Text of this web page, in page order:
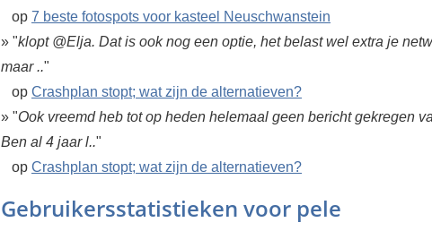
op 7 beste fotospots voor kasteel Neuschwanstein
» "klopt @Elja. Dat is ook nog een optie, het belast wel extra je
maar .."
op Crashplan stopt; wat zijn de alternatieven?
» "Ook vreemd heb tot op heden helemaal geen bericht gekregen
Ben al 4 jaar l.."
op Crashplan stopt; wat zijn de alternatieven?
Gebruikersstatistieken voor pele